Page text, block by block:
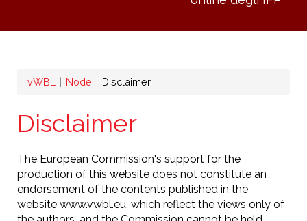
Briciole
di
pane
vWBL Node Disclaimer
Disclaimer
The European Commission's support for the
production of this website does not constitute an
endorsement of the contents published in the
website www.vwbl.eu, which reflect the views only of